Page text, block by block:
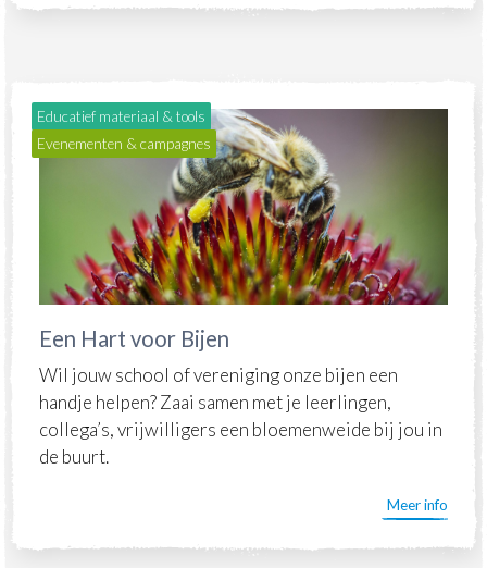
Educatief materiaal & tools
Evenementen & campagnes
Een Hart voor Bijen
Wil jouw school of vereniging onze bijen een
handje helpen? Zaai samen met je leerlingen,
collega’s, vrijwilligers een bloemenweide bij jou in
de buurt.
Meer info